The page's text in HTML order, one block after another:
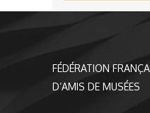
FÉDÉRATION
D’AMIS DE MUSÉES